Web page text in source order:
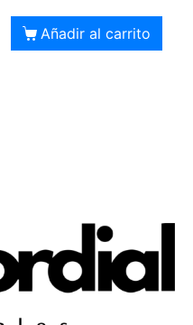
Añadir al carrito